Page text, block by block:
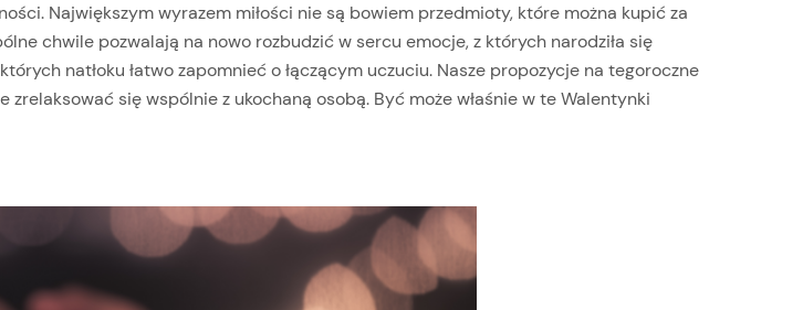
Największym wyrazem miłości nie są bowiem przedmioty, które można kupić za
chwile pozwalają na nowo rozbudzić w sercu emocje, z których narodziła się
natłoku łatwo zapomnieć o łączącym uczuciu. Nasze propozycje na tegoroczne
się wspólnie z ukochaną osobą. Być może właśnie w te Walentynki